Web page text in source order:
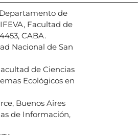
de
Facultad de
CABA.
Nacional de San
de Ciencias
Ecológicos en
Buenos Aires
de Información,